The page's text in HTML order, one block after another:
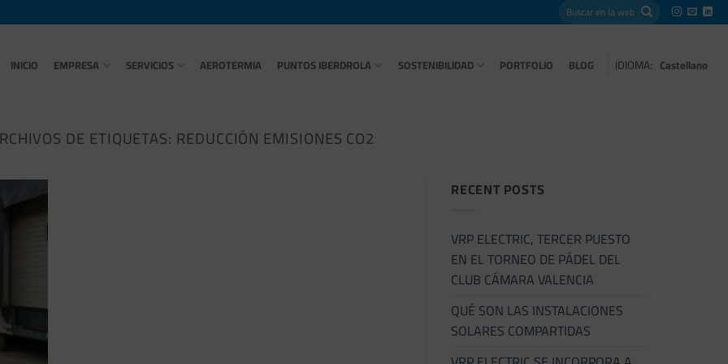
INICIO EMPRESA SERVICIOS AEROTERMIA PUNTOS IBERDROLA SOSTENIBILIDAD PORTFOLIO BLOG IDIOMA: Castellano
DE ETIQUETAS: REDUCCIÓN EMISIONES CO2
RECENT POSTS
VRP ELECTRIC, TERCER PUESTO
EN EL TORNEO DE PÁDEL DEL
CLUB CÁMARA VALENCIA
QUÉ SON LAS INSTALACIONES
SOLARES COMPARTIDAS